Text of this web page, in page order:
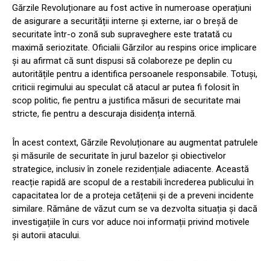
Gărzile Revoluționare au fost active în numeroase operațiuni
de asigurare a securității interne și externe, iar o breșă de
securitate într-o zonă sub supraveghere este tratată cu
maximă seriozitate. Oficialii Gărzilor au respins orice implicare
și au afirmat că sunt dispusi să colaboreze pe deplin cu
autoritățile pentru a identifica persoanele responsabile. Totuși,
criticii regimului au speculat că atacul ar putea fi folosit în
scop politic, fie pentru a justifica măsuri de securitate mai
stricte, fie pentru a descuraja disidența internă.
În acest context, Gărzile Revoluționare au augmentat patrulele
și măsurile de securitate în jurul bazelor și obiectivelor
strategice, inclusiv în zonele rezidențiale adiacente. Această
reacție rapidă are scopul de a restabili încrederea publicului în
capacitatea lor de a proteja cetățenii și de a preveni incidente
similare. Rămâne de văzut cum se va dezvolta situația și dacă
investigațiile în curs vor aduce noi informații privind motivele
și autorii atacului.